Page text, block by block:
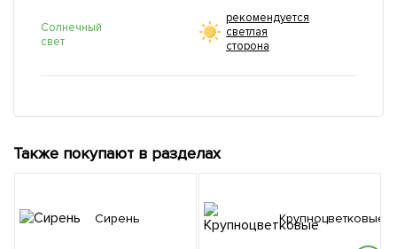
Солнечный
свет
рекомендуется
светлая
сторона
Также покупают в разделах
Сирень Крупноцветковые